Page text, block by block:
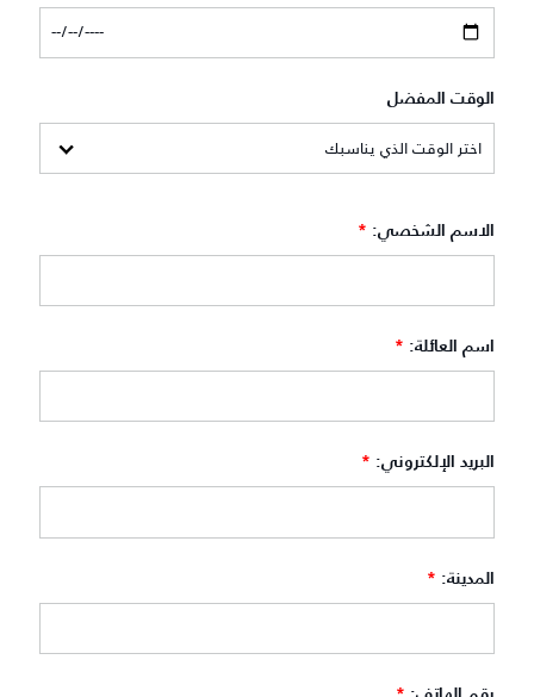
الوقت المفضل
الاسم الشخصي: *
اسم العائلة: *
البريد الإلكتروني: *
المدينة: *